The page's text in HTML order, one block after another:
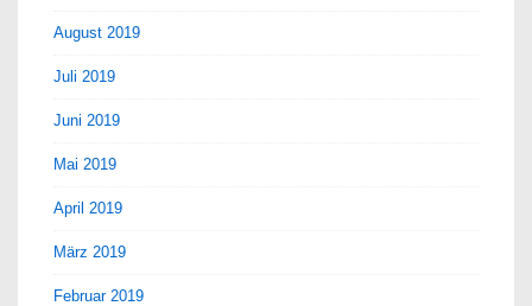
August 2019
Juli 2019
Juni 2019
Mai 2019
April 2019
März 2019
Februar 2019